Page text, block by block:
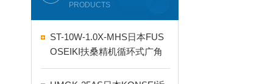
PRODUCTS
ST-10W-1.0X-MHS日本FUS
OSEIKI扶桑精机循环式广角
自动喷嘴